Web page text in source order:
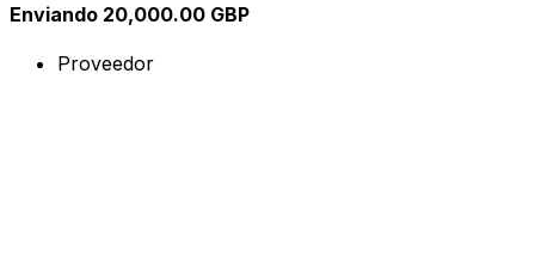
Enviando 20,000.00 GBP
Proveedor